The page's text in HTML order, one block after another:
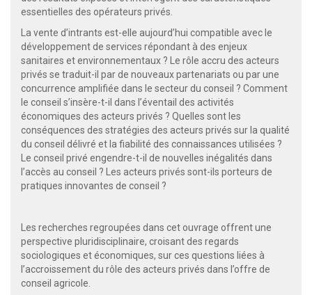
essentielles des opérateurs privés.
La vente d’intrants est-elle aujourd’hui compatible avec le
développement de services répondant à des enjeux
sanitaires et environnementaux ? Le rôle accru des acteurs
privés se traduit-il par de nouveaux partenariats ou par une
concurrence amplifiée dans le secteur du conseil ? Comment
le conseil s’insère-t-il dans l’éventail des activités
économiques des acteurs privés ? Quelles sont les
conséquences des stratégies des acteurs privés sur la qualité
du conseil délivré et la fiabilité des connaissances utilisées ?
Le conseil privé engendre-t-il de nouvelles inégalités dans
l’accès au conseil ? Les acteurs privés sont-ils porteurs de
pratiques innovantes de conseil ?
Les recherches regroupées dans cet ouvrage offrent une
perspective pluridisciplinaire, croisant des regards
sociologiques et économiques, sur ces questions liées à
l’accroissement du rôle des acteurs privés dans l’offre de
conseil agricole.